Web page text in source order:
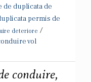
de duplicata de
permis de
deteriore /
vol
conduire,